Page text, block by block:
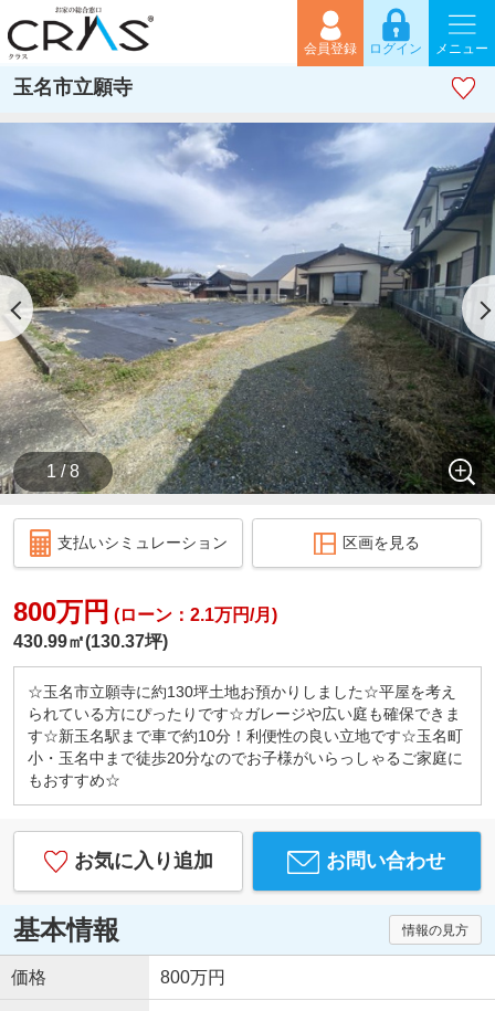
会員登録 ログイン メニュー
玉名市立願寺
1 / 8
支払いシミュレーション 区画を見る
800万円 (ローン：2.1万円/月)
430.99㎡(130.37坪)
☆玉名市立願寺に約130坪土地お預かりしました☆平屋を考え
られている方にぴったりです☆ガレージや広い庭も確保できま
す☆新玉名駅まで車で約10分！利便性の良い立地です☆玉名町
小・玉名中まで徒歩20分なのでお子様がいらっしゃるご家庭に
もおすすめ☆
お気に入り追加 お問い合わせ
基本情報 情報の見方
価格 800万円